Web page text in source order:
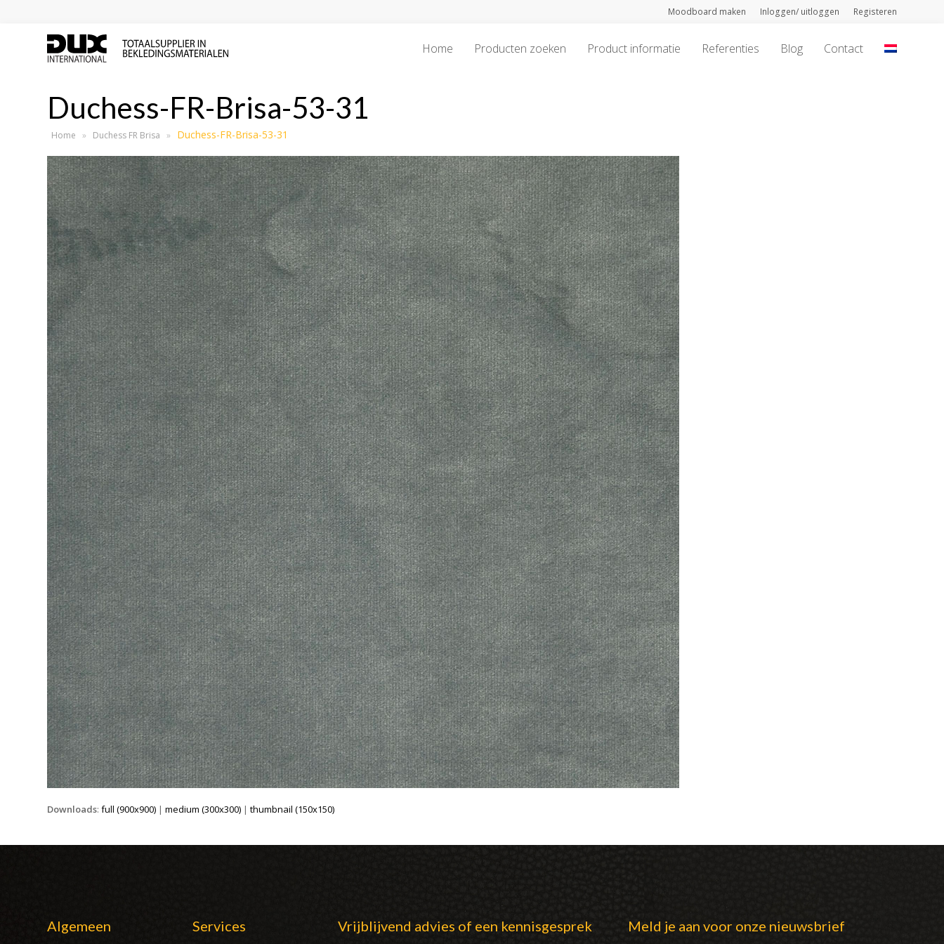
Moodboard maken Inloggen/ uitloggen Registeren
Home Producten zoeken Product informatie Referenties Blog Contact
Duchess-FR-Brisa-53-31
Home » Duchess FR Brisa » Duchess-FR-Brisa-53-31
Downloads:full (900x900) |medium (300x300) |thumbnail (150x150)
Algemeen Services Vrijblijvend advies of een kennisgesprek Meld je aan voor onze nieuwsbrief